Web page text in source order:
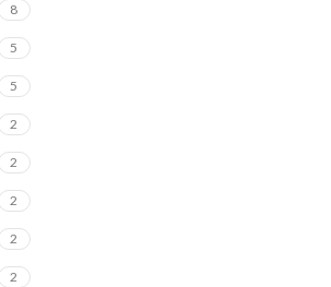
8
5
5
2
2
2
2
2